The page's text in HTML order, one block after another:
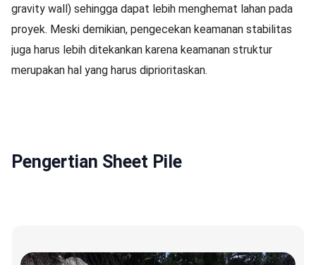
gravity wall) sehingga dapat lebih menghemat lahan pada
proyek. Meski demikian, pengecekan keamanan stabilitas
juga harus lebih ditekankan karena keamanan struktur
merupakan hal yang harus diprioritaskan.
Pengertian Sheet Pile